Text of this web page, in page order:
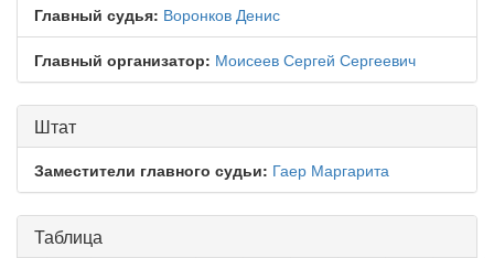
Главный судья: Воронков Денис
Главный организатор: Моисеев Сергей Сергеевич
Штат
Заместители главного судьи: Гаер Маргарита
Таблица